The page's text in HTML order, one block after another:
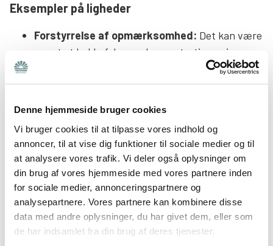
Denne hjemmeside bruger cookies
Vi bruger cookies til at tilpasse vores indhold og
annoncer, til at vise dig funktioner til sociale medier og til
at analysere vores trafik. Vi deler også oplysninger om
din brug af vores hjemmeside med vores partnere inden
for sociale medier, annonceringspartnere og
analysepartnere. Vores partnere kan kombinere disse
data med andre oplysninger, du har givet dem, eller som
de har indsamlet fra din brug af deres tjenester.
Eksempler på ligheder
Forstyrrelse af opmærksomhed: Det kan være
svært at holde fokus og koncentrationen i
længere tid ad gangen. Det kan for eksempel vise
sig ved, at man kan have svært ved at fokusere i
eller ved læsning. Man bliver nemt forstyrret i
sine aktiviteter både gennem indefra- og
udefrakommende stimuli. Mange oplever også en
høj grad af glemsomhed.
Sanseforstyrrelse:Hjernens filterfunktion
fungerer ikke, som den skal. Derfor kan det være
svært at lukke irrelevante sanseindtryk ude. Det
resulterer i, at man nemt overvældes af indtryk.